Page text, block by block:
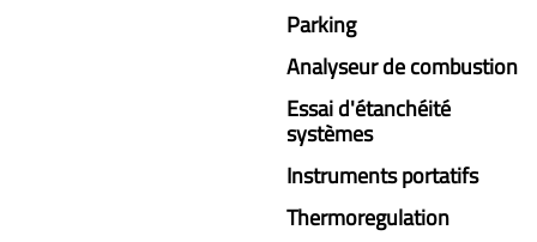
Parking
Analyseur de combustion
Essai d'étanchéité
systèmes
Instruments portatifs
Thermoregulation